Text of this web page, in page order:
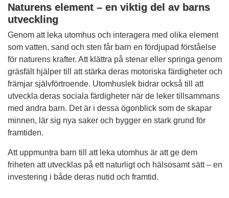
Naturens element – en viktig del av barns
utveckling
Genom att leka utomhus och interagera med olika element
som vatten, sand och sten får barn en fördjupad förståelse
för naturens krafter. Att klättra på stenar eller springa genom
gräsfält hjälper till att stärka deras motoriska färdigheter och
främjar självförtroende. Utomhuslek bidrar också till att
utveckla deras sociala färdigheter när de leker tillsammans
med andra barn. Det är i dessa ögonblick som de skapar
minnen, lär sig nya saker och bygger en stark grund för
framtiden.
Att uppmuntra barn till att leka utomhus är att ge dem
friheten att utvecklas på ett naturligt och hälsosamt sätt – en
investering i både deras nutid och framtid.